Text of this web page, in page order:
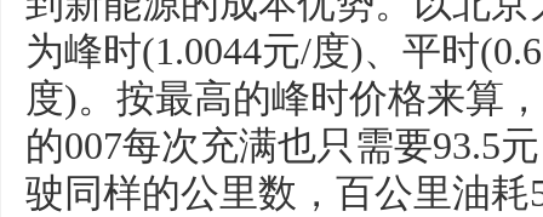
为峰时(1.0044元/度)、平时
度)。按最高的峰时价格来算
的007每次充满也只需要93.5
驶同样的公里数，百公里油